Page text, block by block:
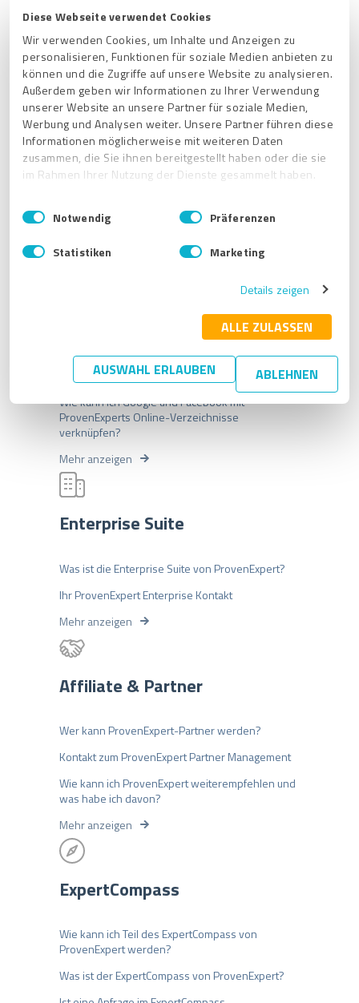
Diese Webseite verwendet Cookies
Wir verwenden Cookies, um Inhalte und Anzeigen zu
personalisieren, Funktionen für soziale Medien anbieten zu
können und die Zugriffe auf unsere Website zu analysieren.
Außerdem geben wir Informationen zu Ihrer Verwendung
unserer Website an unsere Partner für soziale Medien,
Werbung und Analysen weiter. Unsere Partner führen diese
Informationen möglicherweise mit weiteren Daten
zusammen, die Sie ihnen bereitgestellt haben oder die sie
im Rahmen Ihrer Nutzung der Dienste gesammelt haben.
Impressum
Datenschutzbestimmungen
E
i
n
w
s
Notwendig Präferenzen
Statistiken Marketing
Details zeigen
ALLE ZULASSEN
AUSWAHL ERLAUBEN ABLEHNEN
Siegel & Auszeichnungen
Was sind die ProvenExpert-Bewertungssiegel?
ProvenExpert Siegel oder PRO Seal – was nehme
ich?
Wie profitiere ich von einer ProvenExpert-
Auszeichnung?
Mehr anzeigen
Online-Verzeichnisse
Welche Publisher werden von der ProvenExpert
Online-Verzeichnisse Funktion unterstützt?
Wie kann ich das Beste aus der ProvenExpert
Online-Verzeichnisse Funktion herausholen?
Wie kann ich Google und Facebook mit
ProvenExperts Online-Verzeichnisse
verknüpfen?
Mehr anzeigen
Enterprise Suite
Was ist die Enterprise Suite von ProvenExpert?
Ihr ProvenExpert Enterprise Kontakt
Mehr anzeigen
Affiliate & Partner
Wer kann ProvenExpert-Partner werden?
Kontakt zum ProvenExpert Partner Management
Wie kann ich ProvenExpert weiterempfehlen und
was habe ich davon?
Mehr anzeigen
ExpertCompass
Wie kann ich Teil des ExpertCompass von
ProvenExpert werden?
Was ist der ExpertCompass von ProvenExpert?